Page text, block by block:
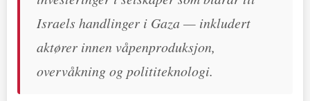
Israels handlinger i Gaza — inkludert
aktører innen våpenproduksjon,
overvåkning og polititeknologi.